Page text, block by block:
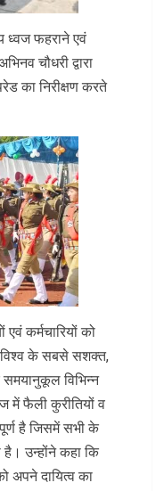
ध्वज फहराने एवं
चौधरी द्वारा
का निरीक्षण करते
कर्मचारियों को
विश्व के सबसे सशक्त,
विभिन्न
में फैली कुरीतियों व
है जिसमें सभी के
है। उन्होंने कहा कि
अपने दायित्व का